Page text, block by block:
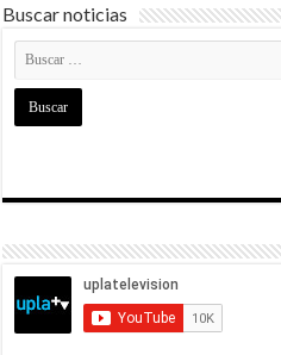
Buscar noticias